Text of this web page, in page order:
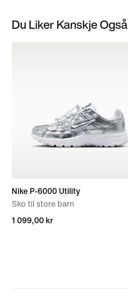
Du Liker Kanskje Også
Nike P-6000 Utility
Sko til store barn
1 099,00 kr
1 099,00 kr